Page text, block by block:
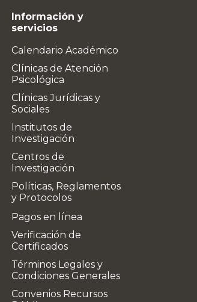
Información y
servicios
Calendario Académico
Clínicas de Atención
Psicológica
Clínicas Jurídicas y
Sociales
Institutos de
Investigación
Centros de
Investigación
Políticas, Reglamentos
y Protocolos
Pagos en línea
Verificación de
Certificados
Términos Legales y
Condiciones Generales
Convenios Recursos